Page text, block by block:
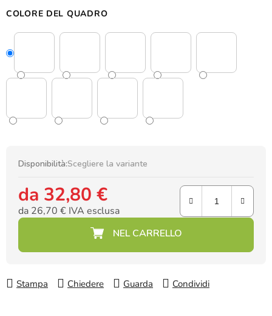
COLORE DEL QUADRO
Disponibilità:Scegliere la variante
da 32,80 €
da 26,70 € IVA esclusa
Prezzo della misura:
Stampa Chiedere Guarda Condividi